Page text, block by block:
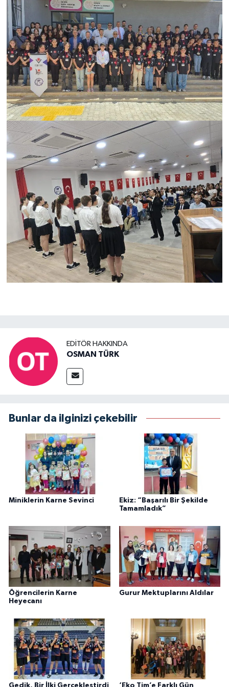
EDITÖR HAKKINDA
OSMAN TÜRK
Bunlar da ilginizi çekebilir
Miniklerin Karne Sevinci
Ekiz: “Başarılı Bir Şekilde
Tamamladık”
Öğrencilerin Karne
Heyecanı
Gurur Mektuplarını Aldılar
Gedik, Bir İlki Gerçekleştirdi ‘Eko Tim’e Farklı Gün